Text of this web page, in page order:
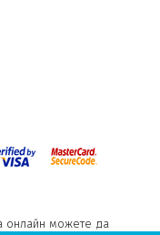
онлайн можете да